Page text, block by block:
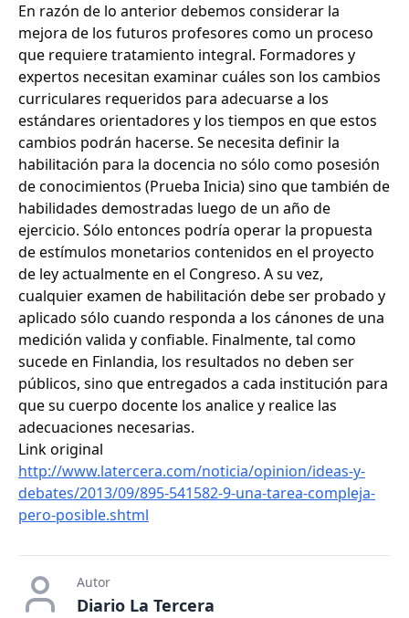
En razón de lo anterior debemos considerar la
mejora de los futuros profesores como un proceso
que requiere tratamiento integral. Formadores y
expertos necesitan examinar cuáles son los cambios
curriculares requeridos para adecuarse a los
estándares orientadores y los tiempos en que estos
cambios podrán hacerse. Se necesita definir la
habilitación para la docencia no sólo como posesión
de conocimientos (Prueba Inicia) sino que también de
habilidades demostradas luego de un año de
ejercicio. Sólo entonces podría operar la propuesta
de estímulos monetarios contenidos en el proyecto
de ley actualmente en el Congreso. A su vez,
cualquier examen de habilitación debe ser probado y
aplicado sólo cuando responda a los cánones de una
medición valida y confiable. Finalmente, tal como
sucede en Finlandia, los resultados no deben ser
públicos, sino que entregados a cada institución para
que su cuerpo docente los analice y realice las
adecuaciones necesarias.
Link original
http://www.latercera.com/noticia/opinion/ideas-y-
debates/2013/09/895-541582-9-una-tarea-compleja-
pero-posible.shtml
Autor
Diario La Tercera